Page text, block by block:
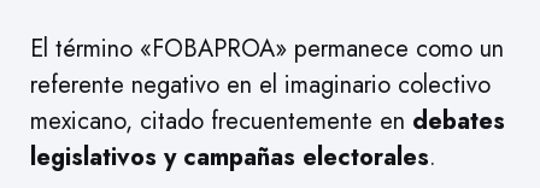
El término «FOBAPROA» permanece como un
referente negativo en el imaginario colectivo
mexicano, citado frecuentemente en debates
legislativos y campañas electorales.